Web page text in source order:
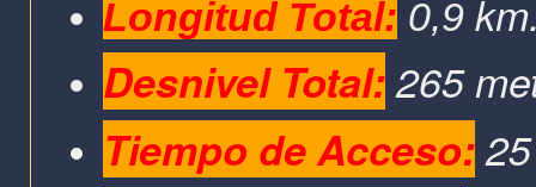
Longitud Total: 0,9
Desnivel Total:265
Tiempo de Acceso: